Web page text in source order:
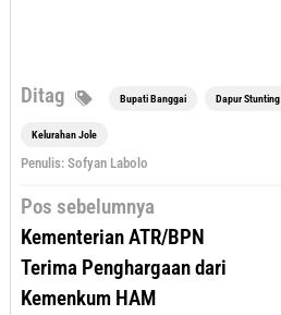
Ditag Bupati Banggai Dapur Stunting
Kelurahan Jole
Penulis: Sofyan Labolo
Navigasi
Pos sebelumnya
Kementerian ATR/BPN
Terima Penghargaan dari
Kemenkum HAM